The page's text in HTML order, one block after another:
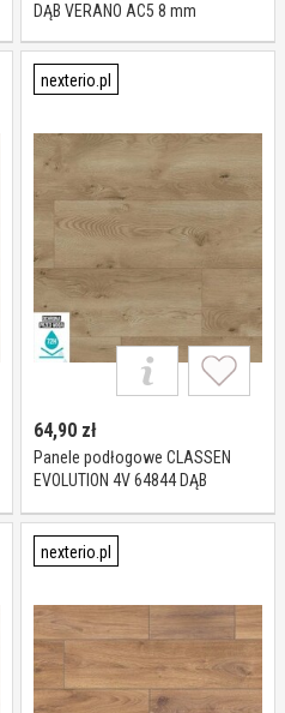
DĄB VERANO AC5 8 mm
nexterio.pl
64,90 zł
Panele podłogowe CLASSEN
EVOLUTION 4V 64844 DĄB
nexterio.pl